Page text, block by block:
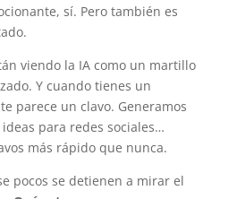
sí. Pero también es
viendo la IA como un martillo
Y cuando tienes un
parece un clavo. Generamos
para redes sociales…
más rápido que nunca.
pocos se detienen a mirar el